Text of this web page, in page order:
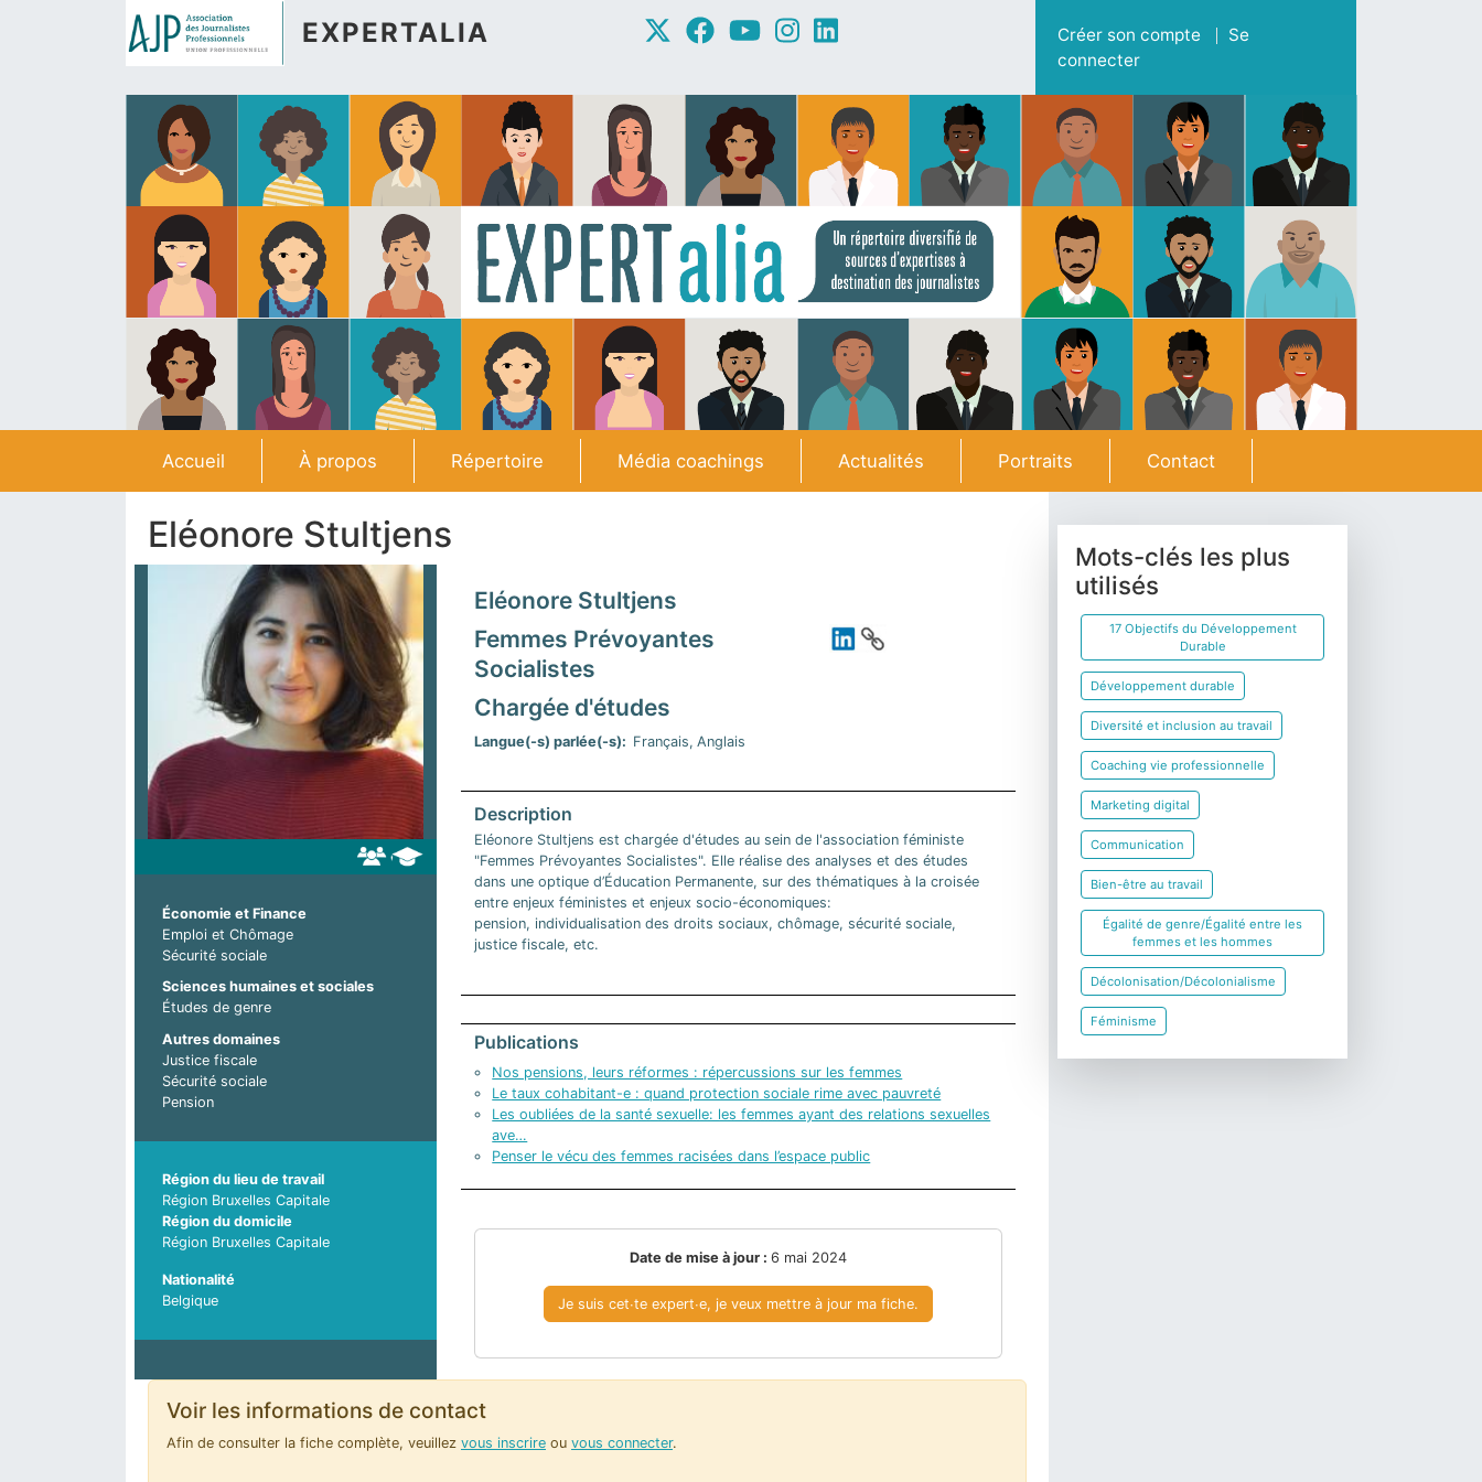
EXPERTALIA Menu du compte de l'utilisateur
Créer son compte
Se
connecter
Navigation principale
Accueil À propos Répertoire Média coachings Actualités Portraits Contact
Eléonore Stultjens
Économie et Finance
Emploi et Chômage
Sécurité sociale
Sciences humaines et sociales
Études de genre
Autres domaines
Justice fiscale
Sécurité sociale
Pension
Région du lieu de travail
Région Bruxelles Capitale
Région du domicile
Région Bruxelles Capitale
Nationalité
Belgique
Eléonore Stultjens
Femmes Prévoyantes
Socialistes
Chargée d'études
Langue(-s) parlée(-s) Français Anglais
Eléonore Stultjens est chargée d'études au sein de l'association féministe
"Femmes Prévoyantes Socialistes". Elle réalise des analyses et des études
dans une optique d’Éducation Permanente, sur des thématiques à la croisée
entre enjeux féministes et enjeux socio-économiques:
pension, individualisation des droits sociaux, chômage, sécurité sociale,
justice fiscale, etc.
Publications
Nos pensions, leurs réformes : répercussions sur les femmes
Le taux cohabitant-e : quand protection sociale rime avec pauvreté
Les oubliées de la santé sexuelle: les femmes ayant des relations sexuelles
ave…
Penser le vécu des femmes racisées dans l’espace public
Date de mise à jour : 6 mai 2024
Je suis cet∙te expert∙e, je veux mettre à jour ma fiche.
Voir les informations de contact
Afin de consulter la fiche complète, veuillez vous inscrire ou vous connecter.
Mots-clés les plus
utilisés
17 Objectifs du Développement
Durable
Développement durable
Diversité et inclusion au travail
Coaching vie professionnelle
Marketing digital
Communication
Bien-être au travail
Égalité de genre/Égalité entre les
femmes et les hommes
Décolonisation/Décolonialisme
Féminisme